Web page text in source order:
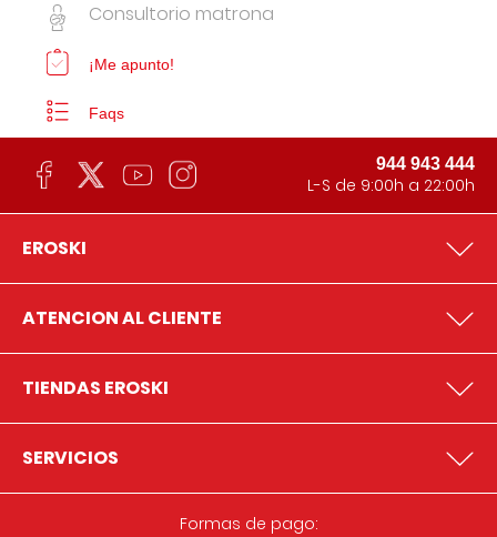
Consultorio matrona
¡Me apunto!
Faqs
944 943 444
L-S de 9:00h a 22:00h
EROSKI
ATENCION AL CLIENTE
TIENDAS EROSKI
SERVICIOS
Formas de pago: